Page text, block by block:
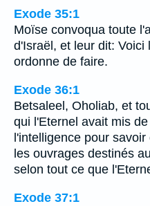
Exode 35:1
Moïse convoqua toute
d'Israël, et leur dit: Voici
ordonne de faire.
Exode 36:1
Betsaleel, Oholiab, et
qui l'Eternel avait mis
l'intelligence pour
les ouvrages destinés
selon tout ce que
Exode 37:1